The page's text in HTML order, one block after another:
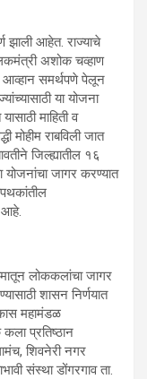
झाली आहेत. राज्याचे
अशोक चव्हाण
आव्हान समर्थपणे पेलून
या योजना
माहिती व
मोहीम राबविली जात
जिल्ह्यातील १६
जागर करण्यात
आहे.
लोककलांचा जागर
शासन निर्णयात
महामंडळ
कला प्रतिष्ठान
शिवनेरी नगर
संस्था डोंगरगाव ता.